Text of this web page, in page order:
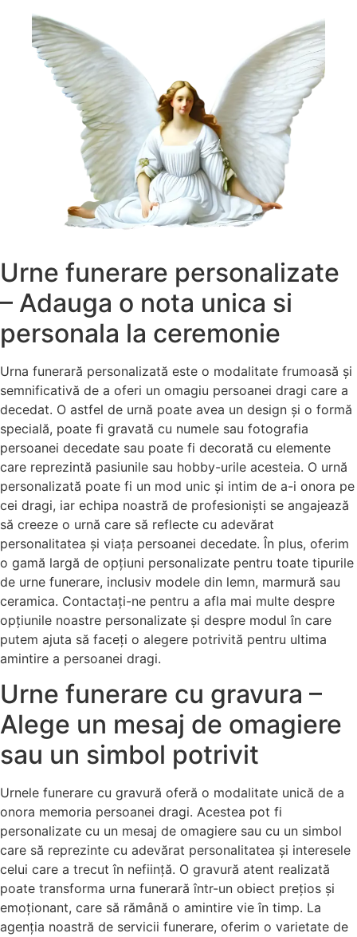
Urne funerare personalizate
– Adauga o nota unica si
personala la ceremonie
Urna funerară personalizată este o modalitate frumoasă și
semnificativă de a oferi un omagiu persoanei dragi care a
decedat. O astfel de urnă poate avea un design și o formă
specială, poate fi gravată cu numele sau fotografia
persoanei decedate sau poate fi decorată cu elemente
care reprezintă pasiunile sau hobby-urile acesteia. O urnă
personalizată poate fi un mod unic și intim de a-i onora pe
cei dragi, iar echipa noastră de profesioniști se angajează
să creeze o urnă care să reflecte cu adevărat
personalitatea și viața persoanei decedate. În plus, oferim
o gamă largă de opțiuni personalizate pentru toate tipurile
de urne funerare, inclusiv modele din lemn, marmură sau
ceramica. Contactați-ne pentru a afla mai multe despre
opțiunile noastre personalizate și despre modul în care
putem ajuta să faceți o alegere potrivită pentru ultima
amintire a persoanei dragi.
Urne funerare cu gravura –
Alege un mesaj de omagiere
sau un simbol potrivit
Urnele funerare cu gravură oferă o modalitate unică de a
onora memoria persoanei dragi. Acestea pot fi
personalizate cu un mesaj de omagiere sau cu un simbol
care să reprezinte cu adevărat personalitatea și interesele
celui care a trecut în neființă. O gravură atent realizată
poate transforma urna funerară într-un obiect prețios și
emoționant, care să rămână o amintire vie în timp. La
agenția noastră de servicii funerare, oferim o varietate de